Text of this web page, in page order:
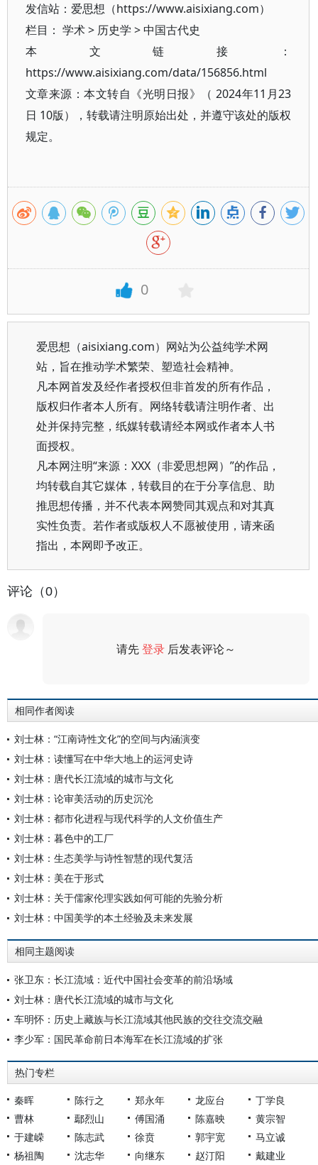
发信站：爱思想（https://www.aisixiang.com）
栏目： 学术> 历史学 >中国古代史
本文链接：
https://www.aisixiang.com/data/156856.html
文章来源：本文转自《光明日报》（ 2024年11月23
日 10版），转载请注明原始出处，并遵守该处的版权
规定。
0
爱思想（aisixiang.com）网站为公益纯学术网
站，旨在推动学术繁荣、塑造社会精神。
凡本网首发及经作者授权但非首发的所有作品，
版权归作者本人所有。网络转载请注明作者、出
处并保持完整，纸媒转载请经本网或作者本人书
面授权。
凡本网注明“来源：XXX（非爱思想网）”的作品，
均转载自其它媒体，转载目的在于分享信息、助
推思想传播，并不代表本网赞同其观点和对其真
实性负责。若作者或版权人不愿被使用，请来函
指出，本网即予改正。
评论（0）
请先登录 后发表评论～
相同作者阅读
刘士林：“江南诗性文化”的空间与内涵演变
刘士林：读懂写在中华大地上的运河史诗
刘士林：唐代长江流域的城市与文化
刘士林：论审美活动的历史沉沦
刘士林：都市化进程与现代科学的人文价值生产
刘士林：暮色中的工厂
刘士林：生态美学与诗性智慧的现代复活
刘士林：美在于形式
刘士林：关于儒家伦理实践如何可能的先验分析
刘士林：中国美学的本土经验及未来发展
相同主题阅读
张卫东：长江流域：近代中国社会变革的前沿场域
刘士林：唐代长江流域的城市与文化
车明怀：历史上藏族与长江流域其他民族的交往交流交融
李少军：国民革命前日本海军在长江流域的扩张
热门专栏
秦晖 陈行之 郑永年 龙应台
丁学良
曹林
鄢烈山 傅国涌 陈嘉映
黄宗智
于建嵘
陈志武 徐贲 郭宇宽
马立诚
杨祖陶
沈志华 向继东 赵汀阳 戴建业